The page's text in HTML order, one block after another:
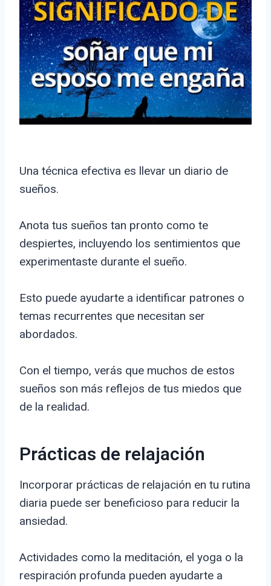
Una técnica efectiva es llevar un diario de
sueños.
Anota tus sueños tan pronto como te
despiertes, incluyendo los sentimientos que
experimentaste durante el sueño.
Esto puede ayudarte a identificar patrones o
temas recurrentes que necesitan ser
abordados.
Con el tiempo, verás que muchos de estos
sueños son más reflejos de tus miedos que
de la realidad.
Prácticas de relajación
Incorporar prácticas de relajación en tu rutina
diaria puede ser beneficioso para reducir la
ansiedad.
Actividades como la meditación, el yoga o la
respiración profunda pueden ayudarte a